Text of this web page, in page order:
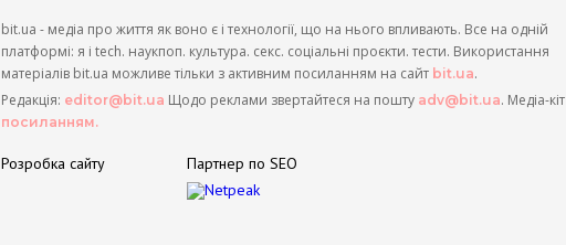
bit.ua - медіа про життя як воно є і технології, що на нього впливають. Все на одній
платформі: я і tech. наукпоп. культура. секс. соціальні проєкти. тести. Використання
матеріалів bit.ua можливе тільки з активним посиланням на сайт bit.ua.
Редакція: editor@bit.ua Щодо реклами звертайтеся на пошту adv@bit.ua. Медіа-кіт
посиланням.
Розробка сайту Партнер по SEO